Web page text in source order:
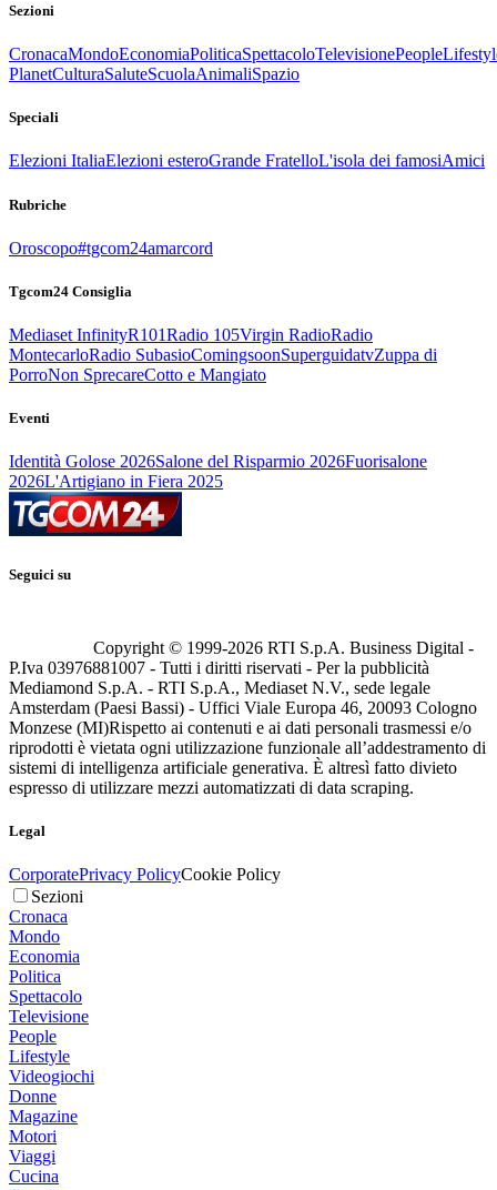
Sezioni
CronacaMondoEconomiaPoliticaSpettacoloTelevisionePeople
PlanetCulturaSaluteScuolaAnimaliSpazio
Speciali
Elezioni ItaliaElezioni esteroGrande FratelloL'isola dei famosiAmici
Rubriche
Oroscopo#tgcom24amarcord
Tgcom24 Consiglia
Mediaset InfinityR101Radio 105Virgin RadioRadio
MontecarloRadio SubasioComingsoonSuperguidatvZuppa di
PorroNon SprecareCotto e Mangiato
Eventi
Identità Golose 2026Salone del Risparmio 2026Fuorisalone
2026L'Artigiano in Fiera 2025
Seguici su
Copyright © 1999-2026 RTI S.p.A. Business Digital -
P.Iva 03976881007 - Tutti i diritti riservati - Per la pubblicità
Mediamond S.p.A. - RTI S.p.A., Mediaset N.V., sede legale
Amsterdam (Paesi Bassi) - Uffici Viale Europa 46, 20093 Cologno
Monzese (MI)Rispetto ai contenuti e ai dati personali trasmessi e/o
riprodotti è vietata ogni utilizzazione funzionale all’addestramento di
sistemi di intelligenza artificiale generativa. È altresì fatto divieto
espresso di utilizzare mezzi automatizzati di data scraping.
Legal
CorporatePrivacy PolicyCookie Policy
Sezioni
Cronaca
Mondo
Economia
Politica
Spettacolo
Televisione
People
Lifestyle
Videogiochi
Donne
Magazine
Motori
Viaggi
Cucina